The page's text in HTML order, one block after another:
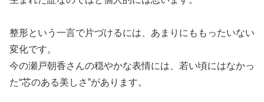
整形という一言で片づけるには、あまりにももったいない
変化です。
今の瀬戸朝香さんの穏やかな表情には、若い頃にはなかっ
た“芯のある美しさ”があります。